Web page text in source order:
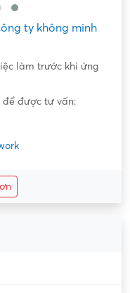
ty không minh
làm trước khi ứng
để được tư vấn: